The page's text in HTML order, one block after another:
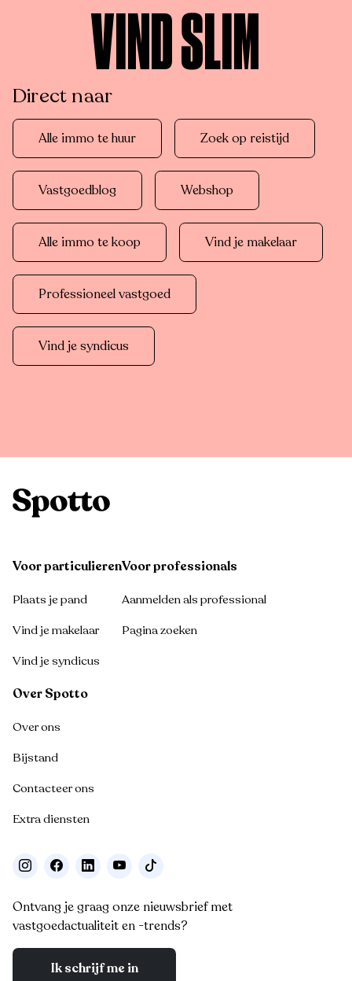
VIND SLIM
Direct naar
Alle immo te huur Zoek op reistijd
Vastgoedblog Webshop
Alle immo te koop Vind je makelaar
Professioneel vastgoed
Vind je syndicus
Voor particulieren
Plaats je pand
Vind je makelaar
Vind je syndicus
Voor professionals
Aanmelden als professional
Pagina zoeken
Over Spotto
Over ons
Bijstand
Contacteer ons
Extra diensten
Ontvang je graag onze nieuwsbrief met
vastgoedactualiteit en -trends?
Ik schrijf me in